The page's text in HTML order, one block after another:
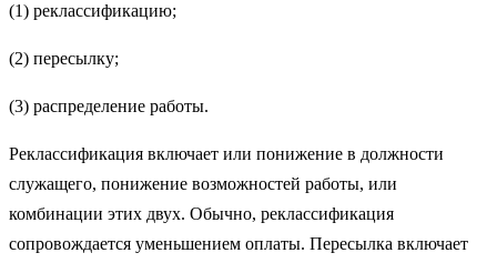
(1) реклассификацию;
(2) пересылку;
(3) распределение работы.
Реклассификация включает или понижение в должности
служащего, понижение возможностей работы, или
комбинации этих двух. Обычно, реклассификация
сопровождается уменьшением оплаты. Пересылка включает